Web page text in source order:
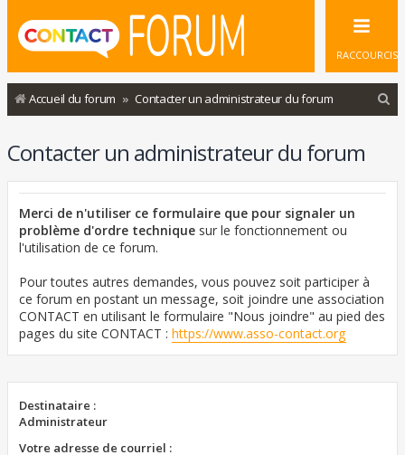
RACCOURCIS
Accueil du forum Contacter un administrateur du forum
Contacter un administrateur du forum
Merci de n'utiliser ce formulaire que pour signaler un
problème d'ordre technique sur le fonctionnement ou
l'utilisation de ce forum.
Pour toutes autres demandes, vous pouvez soit participer à
ce forum en postant un message, soit joindre une association
CONTACT en utilisant le formulaire "Nous joindre" au pied des
pages du site CONTACT : https://www.asso-contact.org
Destinataire :
Administrateur
Votre adresse de courriel :